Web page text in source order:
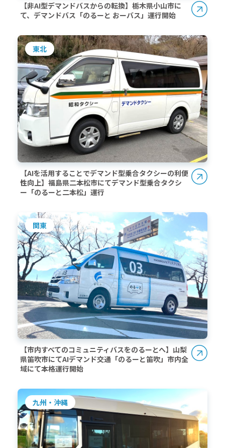
【非AI型デマンドバスからの転換】栃木県小山市に
て、デマンドバス「のるーと おーバス」運行開始
東北
【AIを活用することでデマンド型乗合タクシーの利便
性向上】福島県二本松市にてデマンド型乗合タクシ
ー「のるーと二本松」運行
関東
【市内すべてのコミュニティバスをのるーとへ】山梨
県笛吹市にてAIデマンド交通「のるーと笛吹」市内全
域にて本格運行開始
九州・沖縄